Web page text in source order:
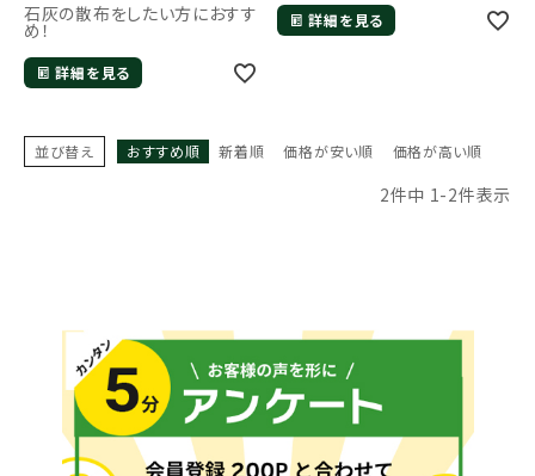
補修部品
レンタル
ブログ
メールでのお問い合わせ
info@agriz.net
石灰の散布をしたい方におすす
め！
詳細を見る
詳細を見る
並び替え おすすめ順 新着順 価格が安い順 価格が高い順
2件中 1-2件表示